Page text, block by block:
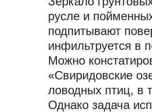
русле и
подпитывают
инфильтруется в
Можно
«Свиридовские
ловодных птиц, в
Однако задача